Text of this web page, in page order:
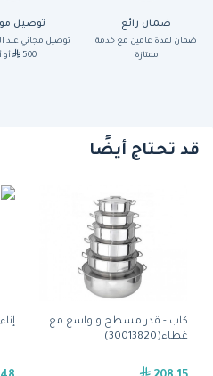
ضمان رائع
ضمان لمدة عامين مع خدمة
ممتازة
توصيل
توصيل مجاني عند
500
أو
قد تحتاج أيضًا
كاب - قدر مسطح و واسع مع
غطاء(30013820)